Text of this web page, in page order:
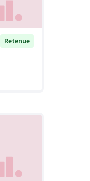
Retenue